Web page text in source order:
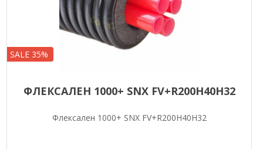
SALE 35%
ФЛЕКСАЛЕН 1000+ SNX FV+R200H40H32
Флексален 1000+ SNX FV+R200H40H32